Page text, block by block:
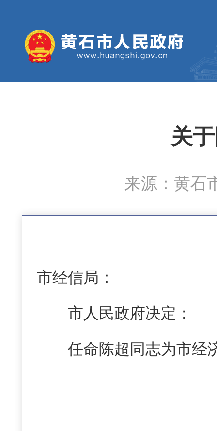
关
来源：黄
市经信局：
市人民政府决定：
任命陈超同志为市经